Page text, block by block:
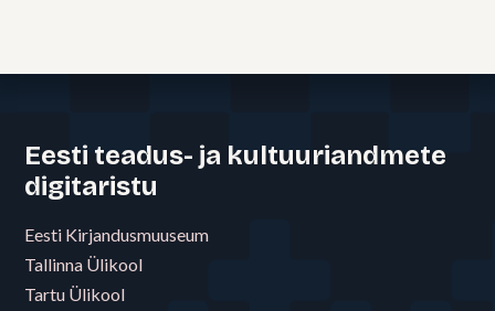
Eesti teadus- ja kultuuriandmete
digitaristu
Eesti Kirjandusmuuseum
Tallinna Ülikool
Tartu Ülikool